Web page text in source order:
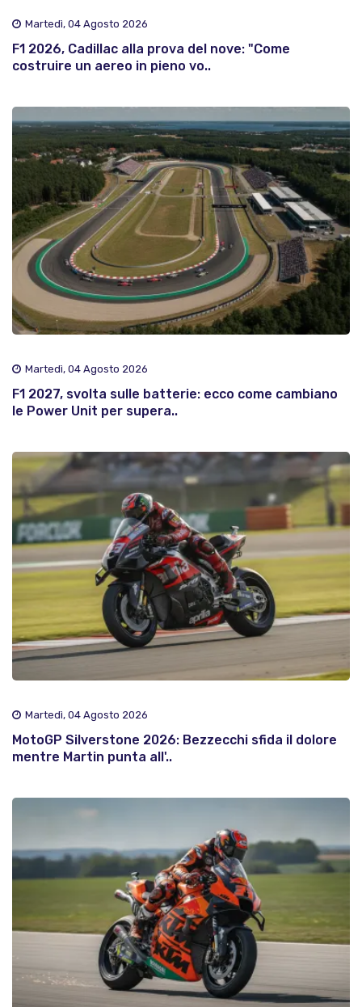
Martedì, 04 Agosto 2026
F1 2026, Cadillac alla prova del nove: "Come
costruire un aereo in pieno vo..
Martedì, 04 Agosto 2026
F1 2027, svolta sulle batterie: ecco come cambiano
le Power Unit per supera..
Martedì, 04 Agosto 2026
MotoGP Silverstone 2026: Bezzecchi sfida il dolore
mentre Martin punta all'..